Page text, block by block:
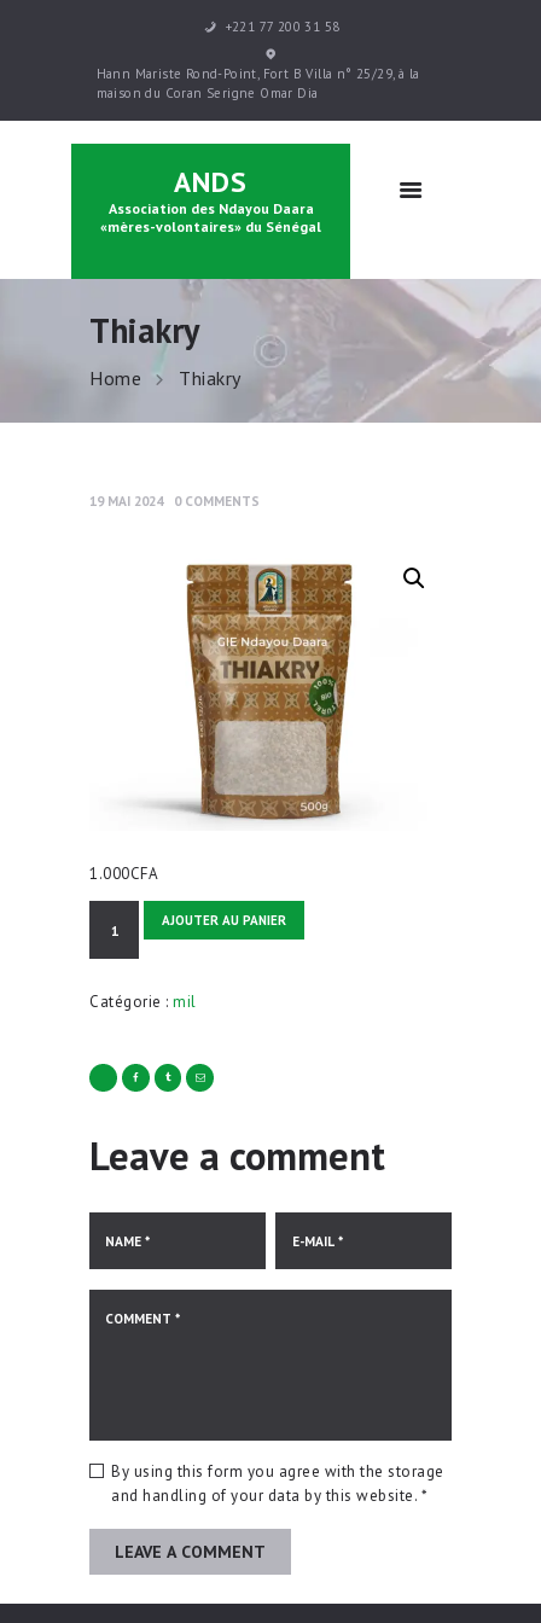
+221 77 200 31 58
Hann Mariste Rond-Point, Fort B Villa n° 25/29, à la
maison du Coran Serigne Omar Dia
ANDS
Association des Ndayou Daara
«mères-volontaires» du Sénégal
Thiakry
Home Thiakry
PRÉSENTATION
PARRAINAGE
CONTACTS
BOUTIQUE
19 MAI 2024 0 COMMENTS
1.000CFA
Thiakry
AJOUTER AU PANIER
Catégorie : mil
Leave a comment
By using this form you agree with the storage
and handling of your data by this website. *